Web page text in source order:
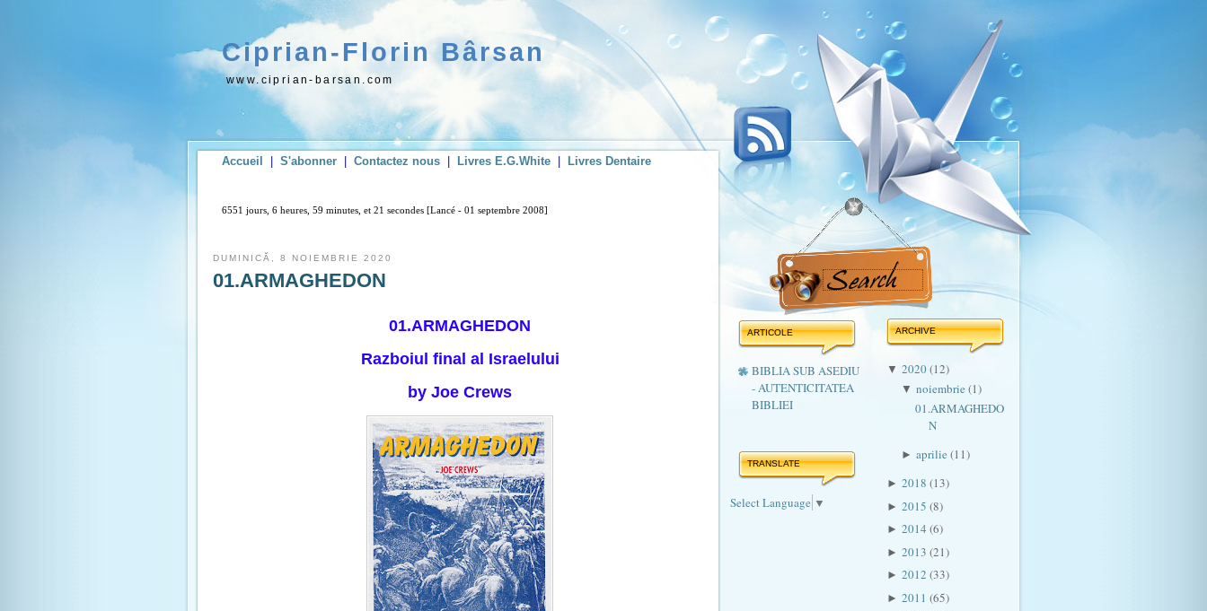
Ciprian-Florin Bârsan
www.ciprian-barsan.com
Accueil S'abonner Contactez nous Livres E.G.White Livres Dentaire
6551 jours, 6 heures, 59 minutes, et 22 secondes [Lancé - 01 septembre 2008]
DUMINICĂ, 8 NOIEMBRIE 2020
01.ARMAGHEDON
01.ARMAGHEDON
Razboiul final al Israelului
by Joe Crews
ARCHIVE
▼ 2020(12)
▼ noiembrie (1)
01.ARMAGHEDO
N
► aprilie (11)
► 2018 (13)
► 2015 (8)
► 2014 (6)
► 2013 (21)
► 2012 (33)
► 2011 (65)
ARTICOLE
BIBLIA SUB ASEDIU
- AUTENTICITATEA
BIBLIEI
TRANSLATE
Select Language ▼